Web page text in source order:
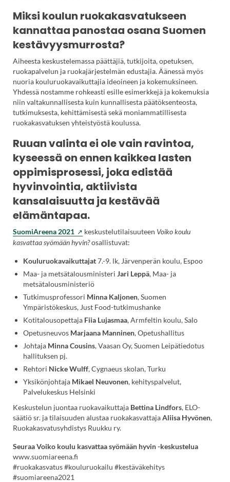
uuteen
avautuu
uuteen
välilehteen.)
Miksi koulun ruokakasvatukseen
kannattaa panostaa osana Suomen
kestävyysmurrosta?
Aiheesta keskustelemassa päättäjiä, tutkijoita, opetuksen,
ruokapalvelun ja ruokajärjestelmän edustajia. Äänessä myös
nuoria kouluruokavaikuttajia ideoineen ja kokemuksineen.
Yhdessä nostamme rohkeasti esille esimerkkejä ja kokemuksia
niin valtakunnallisesta kuin kunnallisesta päätöksenteosta,
tutkimuksesta, kehittämisestä sekä moniammatillisesta
ruokakasvatuksen yhteistyöstä koulussa.
Ruuan valinta ei ole vain ravintoa,
kyseessä on ennen kaikkea lasten
oppimisprosessi, joka edistää
hyvinvointia, aktiivista
kansalaisuutta ja kestävää
elämäntapaa.
SuomiAreena 2021 (Vieraile
ulkoisella
Linkki
avautuu
uuteen
välilehteen.)
keskustelutilaisuuteen Voiko koulu
kasvattaa syömään hyvin?osallistuvat:
Kouluruokavaikuttajat7.-9. lk, Järvenperän koulu, Espoo
Maa- ja metsätalousministeri Jari Leppä, Maa- ja
metsätalousministeriö
Tutkimusprofessori Minna Kaljonen, Suomen
Ympäristökeskus, Just Food-tutkimushanke
Kotitalousopettaja Fiia Lujasmaa, Armfeltin koulu, Salo
Opetusneuvos Marjaana Manninen, Opetushallitus
Johtaja Minna Cousins, Vaasan Oy, Suomen Leipätiedotus
hallituksen pj.
Rehtori Nicke Wulff, Cygnaeus skolan, Turku
Yksikönjohtaja Mikael Neuvonen, kehityspalvelut,
Palvelukeskus Helsinki
Keskustelun juontaa ruokavaikuttaja Bettina Lindfors, ELO-
säätiö sr. ja tilaisuuden alustaa ruokakasvattajaAliisa Hyvönen,
Ruokakasvatusyhdistys Ruukku ry.
Seuraa Voiko koulu kasvattaa syömään hyvin -keskustelua
www.suomiareena.fi
#ruokakasvatus #kouluruokailu #kestäväkehitys
#suomiareena2021